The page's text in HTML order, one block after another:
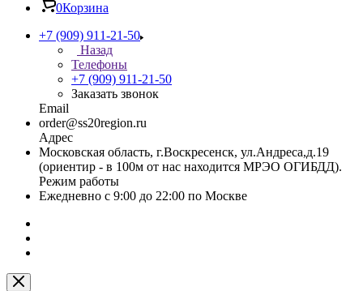
0Корзина
+7 (909) 911-21-50
Назад
Телефоны
+7 (909) 911-21-50
Заказать звонок
Email
order@ss20region.ru
Адрес
Московская область, г.Воскресенск, ул.Андреса,д.19
(ориентир - в 100м от нас находится МРЭО ОГИБДД).
Режим работы
Ежедневно с 9:00 до 22:00 по Москве